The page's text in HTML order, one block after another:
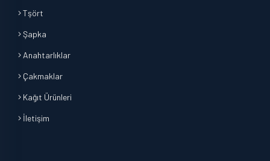
Tşört
Şapka
Anahtarlıklar
Çakmaklar
Kağıt Ürünleri
İletişim